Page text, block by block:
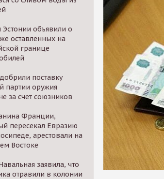
Эстонии объявили о
оставленных на
границе
поставку
партии оружия
за счет союзников
Франции,
пересекал Евразию
арестовали на
Востоке
заявила, что
отравили в колонии